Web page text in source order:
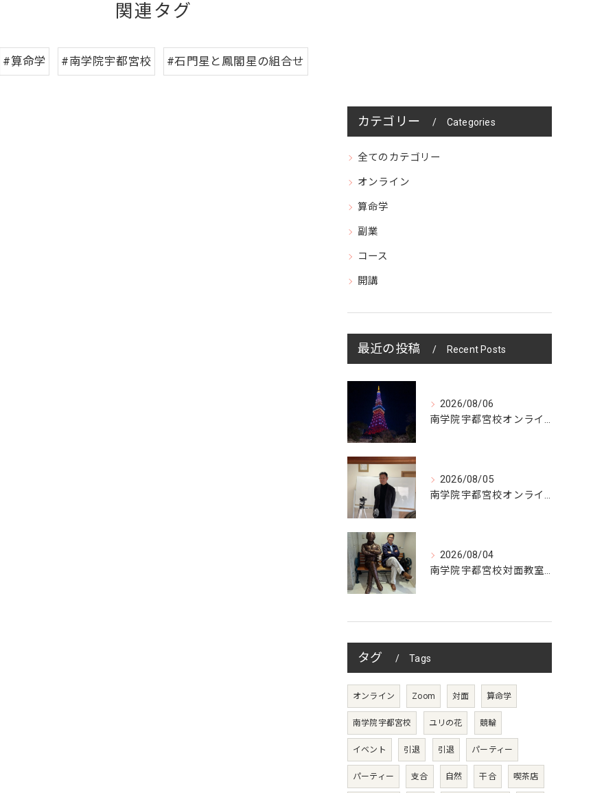
関連タグ
#算命学 #南学院宇都宮校 #石門星と鳳閣星の組合せ
カテゴリー Categories
全てのカテゴリー
オンライン
算命学
副業
コース
開講
最近の投稿 Recent Posts
2026/08/06
南学院宇都宮校オンラインzoom 教室開講
2026/08/05
南学院宇都宮校オンラインzoom 教室開講
2026/08/04
南学院宇都宮校対面教室開講
タグ Tags
オンライン Zoom 対面 算命学
南学院宇都宮校 ユリの花 競輪
イベント 引退 引退 パーティー
パーティー 支合 自然 干合 喫茶店